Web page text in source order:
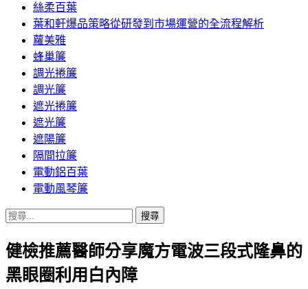
絲柔百葉
葉和軒爆品策略從研發到市場運營的全流程解析
蘿美雅
蜂巢簾
調光捲簾
調光簾
遮光捲簾
遮光簾
遮陽簾
隔間拉簾
電動鋁百葉
電動風琴簾
搜
關
鍵
字:
健檢推薦醫師分享魔方電波三段式隆鼻的
黑眼圈利用白內障